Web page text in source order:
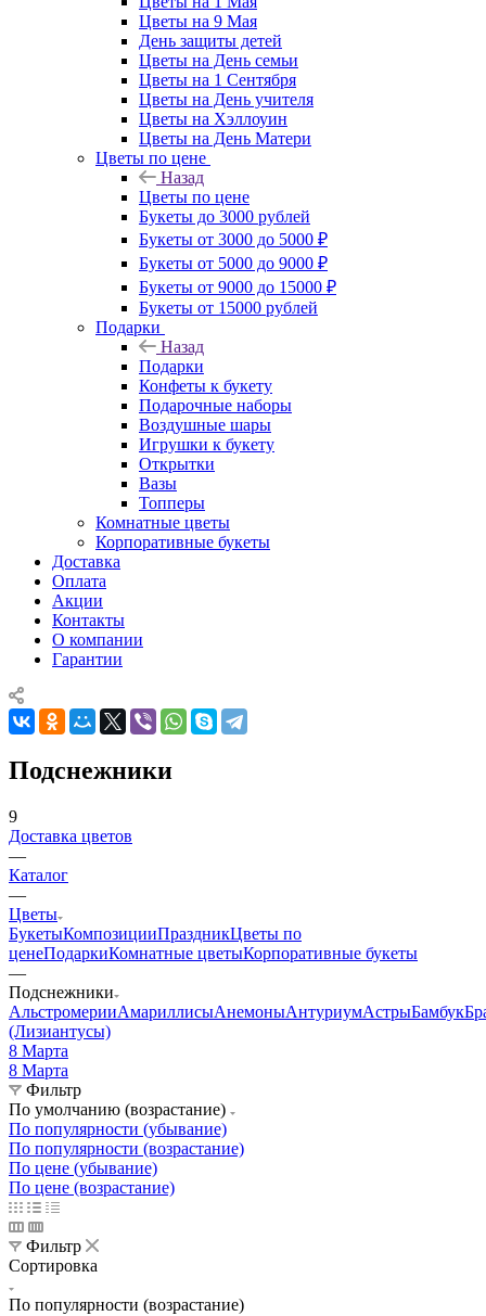
Цветы на 9 Мая
День защиты детей
Цветы на День семьи
Цветы на 1 Сентября
Цветы на День учителя
Цветы на Хэллоуин
Цветы на День Матери
Цветы по цене
Назад
Цветы по цене
Букеты до 3000 рублей
Букеты от 3000 до 5000 ₽
Букеты от 5000 до 9000 ₽
Букеты от 9000 до 15000 ₽
Букеты от 15000 рублей
Подарки
Назад
Подарки
Конфеты к букету
Подарочные наборы
Воздушные шары
Игрушки к букету
Открытки
Вазы
Топперы
Комнатные цветы
Корпоративные букеты
Доставка
Оплата
Акции
Контакты
О компании
Гарантии
Подснежники
9
Доставка цветов
—
Каталог
—
Цветы
БукетыКомпозицииПраздникЦветы по
ценеПодаркиКомнатные цветыКорпоративные букеты
—
Подснежники
АльстромерииАмариллисыАнемоныАнтуриумАстрыБамбук
(Лизиантусы)
8 Марта
8 Марта
Фильтр
По умолчанию (возрастание)
По популярности (убывание)
По популярности (возрастание)
По цене (убывание)
По цене (возрастание)
Фильтр
Сортировка
По популярности (возрастание)